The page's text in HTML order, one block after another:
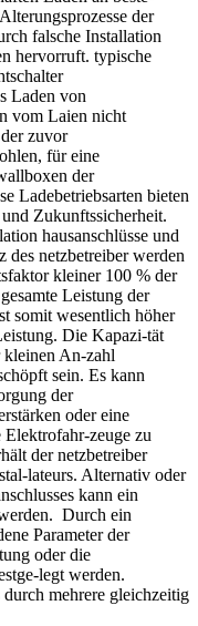
der
falsche Installation
hervorruft. typische
Laden von
vom Laien nicht
zuvor
für eine
der
Ladebetriebsarten bieten
Zukunftssicherheit.
hausanschlüsse und
des netzbetreiber werden
kleiner 100 % der
Leistung der
somit wesentlich höher
Die Kapazi-tät
kleinen An-zahl
sein. Es kann
der
oder eine
Elektrofahr-zeuge zu
der netzbetreiber
lateurs. Alternativ oder
kann ein
Durch ein
Parameter der
oder die
legt werden.
mehrere gleichzeitig